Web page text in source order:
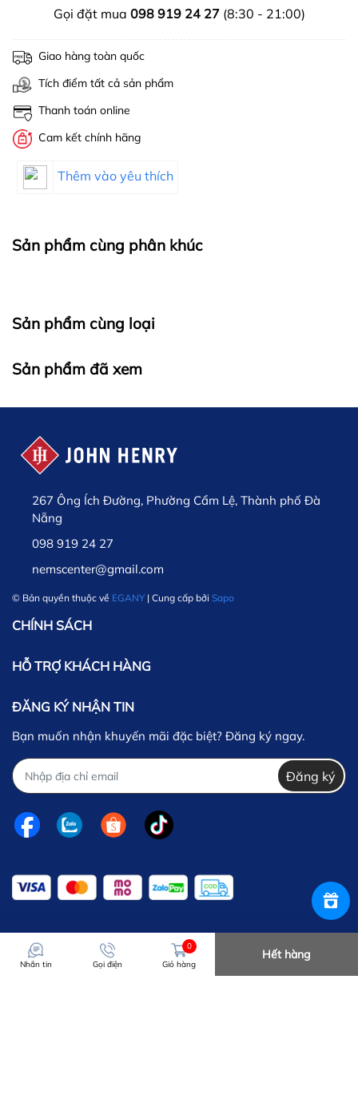
Gọi đặt mua 098 919 24 27(8:30 - 21:00)
Giao hàng toàn quốc
Tích điểm tất cả sản phẩm
Thanh toán online
Cam kết chính hãng
Thêm vào yêu thích
Sản phẩm cùng phân khúc
Sản phẩm cùng loại
Sản phẩm đã xem
267 Ông Ích Đường, Phường Cẩm Lệ, Thành phố Đà
Nẵng
098 919 24 27
nemscenter@gmail.com
© Bản quyền thuộc về EGANY | Cung cấp bởi Sapo
CHÍNH SÁCH
HỖ TRỢ KHÁCH HÀNG
ĐĂNG KÝ NHẬN TIN
Bạn muốn nhận khuyến mãi đặc biệt? Đăng ký ngay.
Đăng ký
Nhắn tin Gọi điện
0
Giỏ hàng
Hết hàng